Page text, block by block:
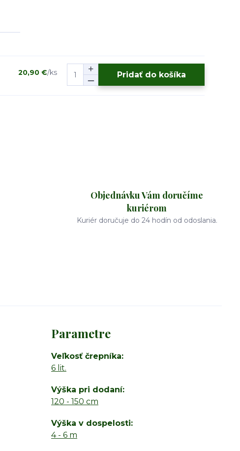
20,90 €/ks Pridať do košíka
Objednávku Vám doručíme
kuriérom
Kuriér doručuje do 24 hodín od odoslania.
Parametre
Veľkosť črepníka
6 lit.
Výška pri dodaní
120 - 150 cm
Výška v dospelosti
4 - 6 m